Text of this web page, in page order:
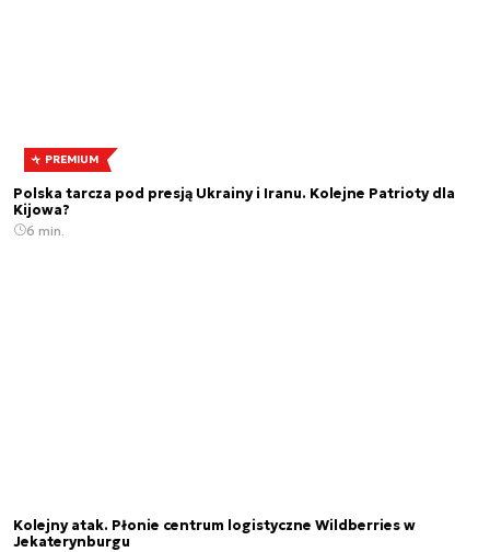
PREMIUM
Polska tarcza pod presją Ukrainy i Iranu. Kolejne Patrioty dla
Kijowa?
6 min.
Kolejny atak. Płonie centrum logistyczne Wildberries w
Jekaterynburgu